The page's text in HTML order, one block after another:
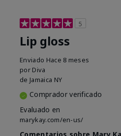
5
Lip gloss
Enviado Hace 8 meses
por Diva
de Jamaica NY
Comprador verificado
Evaluado en
marykay.com/en-us/